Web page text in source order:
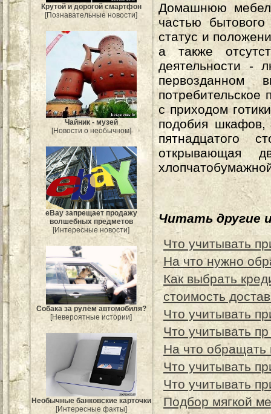
Крутой и дорогой смартфон
[Познавательные новости]
Чайник - музей
[Новости о необычном]
eBay запрещает продажу
волшебных предметов
[Интересные новости]
Собака за рулём автомобиля?
[Невероятные истории]
Необычные банковские карточки
[Интересные факты]
Домашнюю
частью
статус и
а также
деятельности -
первозданном
с приходом
подобия
пятнадцатого
открывающая
Читать другие
Что учитывать
На что нужно
Как выбрать
стоимость
Что учитывать
Что учитывать
На что обращать
Что учитывать
Что учитывать
Подбор мягкой